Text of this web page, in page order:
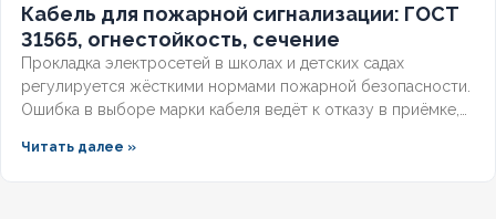
Кабель для пожарной сигнализации: ГОСТ
31565, огнестойкость, сечение
Прокладка электросетей в школах и детских садах
регулируется жёсткими нормами пожарной безопасности.
Ошибка в выборе марки кабеля ведёт к отказу в приёмке,
Разберём, какой кабель прокладывают в школах по ГОСТ,
Читать далее »